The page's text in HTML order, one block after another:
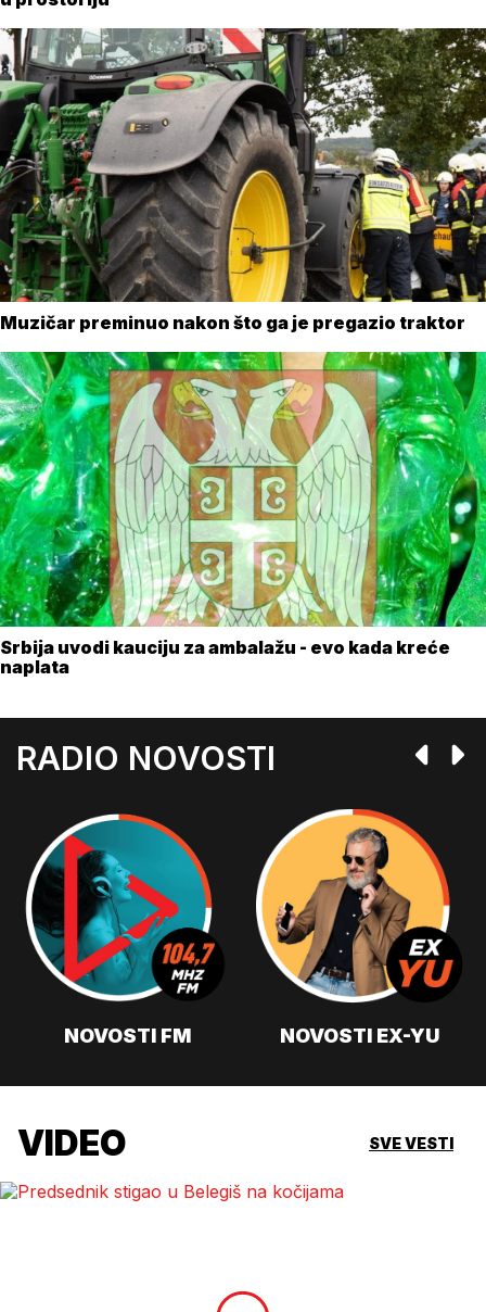
Muzičar preminuo nakon što ga je pregazio traktor
Srbija uvodi kauciju za ambalažu - evo kada kreće
naplata
RADIO NOVOSTI
NOVOSTI FM NOVOSTI EX-YU
VIDEO SVE VESTI